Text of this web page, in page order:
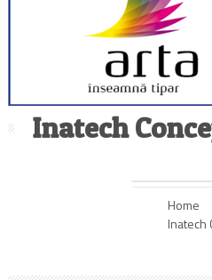
Inatech
Home
Inatech